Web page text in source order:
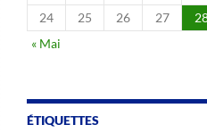
24
25 26 27
« Mai
ÉTIQUETTES